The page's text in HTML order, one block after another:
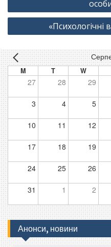
«Психологічні
M T W
27 28 29
3 4 5
10 11 12
17 18 19
24 25 26
31 1 2
Анонси, новини